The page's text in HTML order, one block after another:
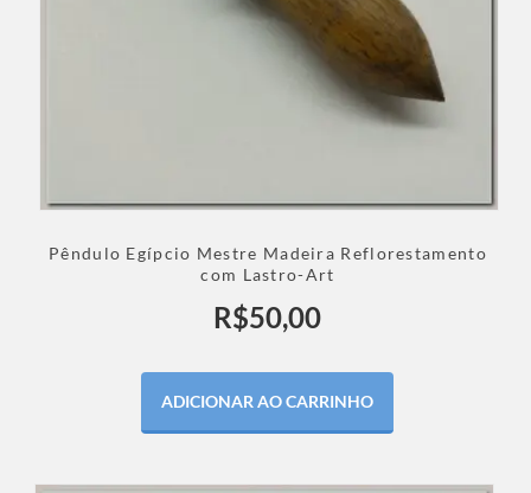
Pêndulo Egípcio Mestre Madeira Reflorestamento
com Lastro-Art
R$50,00
ADICIONAR AO CARRINHO